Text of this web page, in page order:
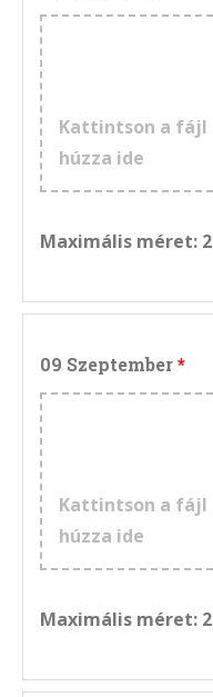
Kattintson a fájl
húzza ide
Maximális méret:
09 Szeptember
Kattintson a fájl
húzza ide
Maximális méret: